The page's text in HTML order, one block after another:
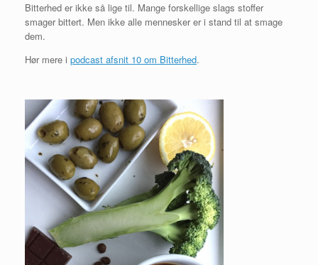
Bitterhed er ikke så lige til. Mange forskellige slags stoffer
smager bittert. Men ikke alle mennesker er i stand til at smage
dem.
Hør mere i podcast afsnit 10 om Bitterhed.